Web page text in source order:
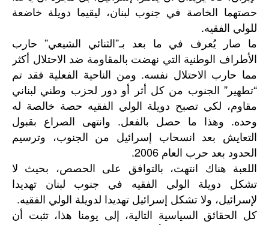
حصتهما الخاصة في جنوب لبنان، ليقيما دويلة خاضعة
للولي الفقيه.
ما صار يُعرف في ما بعد بـ”الثنائي الشيعي” حارب
الأطراف الوطنية التي نهضت بالمقاومة ضد الاحتلال أكثر
مما حارب الاحتلال نفسه. ومن الناحية الفعلية فقد تم
“تطهير” الجنوب من كل أثر أو دور لحزب وطني لبناني
مقاوم، لكي تصبح دويلة الولي الفقيه حصة خالصة له
وحده. وهذا ما حصل بالفعل. وانتهى الصراع بقبول
التعايش بعد انسحاب إسرائيل من الجنوب، وترسيم
الحدود بعد حرب العام 2006.
اللعبة هناك انتهت، بالتوافق على الحصص، بحيث لا
تشكل دويلة الولي الفقيه في جنوب لبنان تهديدا
لإسرائيل، ولا تشكل إسرائيل تهديدا لدويلة الولي الفقيه.
كل الحقائق السياسية التالية، إلى يومنا هذا، تثبت أن